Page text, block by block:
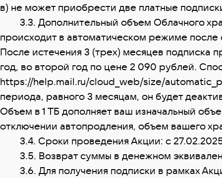
в) не может приобрести две платные
3.3. Дополнительный объем Облачного
происходит в автоматическом режиме
После истечения 3 (трех) месяцев подписка
год, во второй год по цене 2 090 рублей.
https://help.mail.ru/cloud_web/size/
периода, равного 3 месяцам, он будет
Объем в 1 ТБ дополняет ваш изначальный
отключении автопродления, объем вашего
3.4. Сроки проведения Акции: с 27.02.2025
3.5. Возврат суммы в денежном
3.6. Для получения подписки в рамках